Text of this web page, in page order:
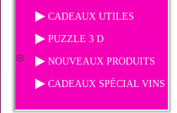
CADEAUX UTILES
PUZZLE 3 D
NOUVEAUX PRODUITS
CADEAUX SPÉCIAL VINS